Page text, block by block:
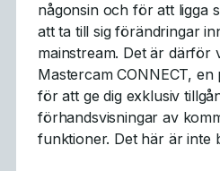
någonsin och för att ligga
att ta till sig förändringar
mainstream. Det är därför
Mastercam CONNECT,
för att ge dig exklusiv
förhandsvisningar av
funktioner. Det här är inte